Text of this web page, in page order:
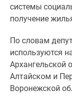
карте
комнатные
более
Готовые
новостройки
системы
получение
По словам
используются
Архангельской
Алтайском и
Воронежской